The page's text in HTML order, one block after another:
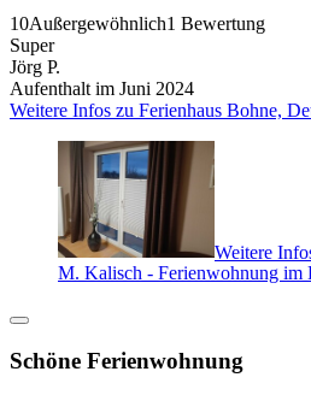
10Außergewöhnlich1 Bewertung
Super
Jörg P.
Aufenthalt im Juni 2024
Weitere Infos zu Ferienhaus Bohne,
Weitere
M. Kalisch - Ferienwohnung im
Schöne Ferienwohnung